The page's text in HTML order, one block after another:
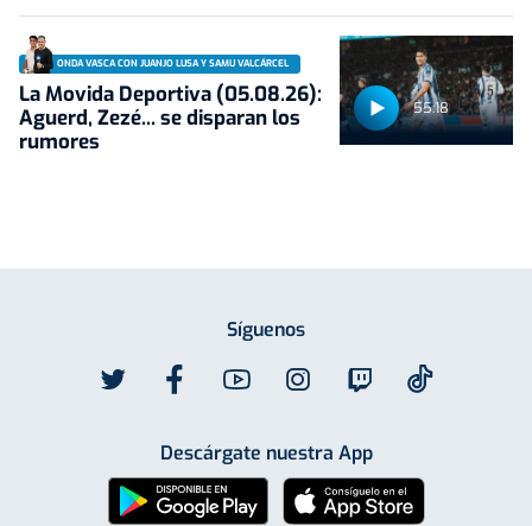
55:18
ONDA VASCA CON JUANJO LUSA Y SAMU VALCÁRCEL
La Movida Deportiva (05.08.26):
Aguerd, Zezé... se disparan los
rumores
Síguenos
Descárgate nuestra App